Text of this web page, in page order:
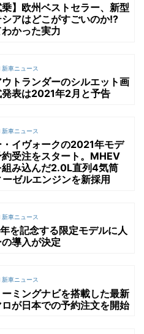
乗】欧州ベストセラー、新型
アはどこがすごいのか!?
かった実力
新車ニュース
トランダーのシルエット画
表は2021年2月と予告
新車ニュース
イヴォークの2021年モデ
受注をスタート。MHEV
組み込んだ2.0L直列4気筒
ゼルエンジンを新採用
新車ニュース
を記念する限定モデルに人
導入が決定
新車ニュース
ミングナビを搭載した最新
が日本での予約注文を開始